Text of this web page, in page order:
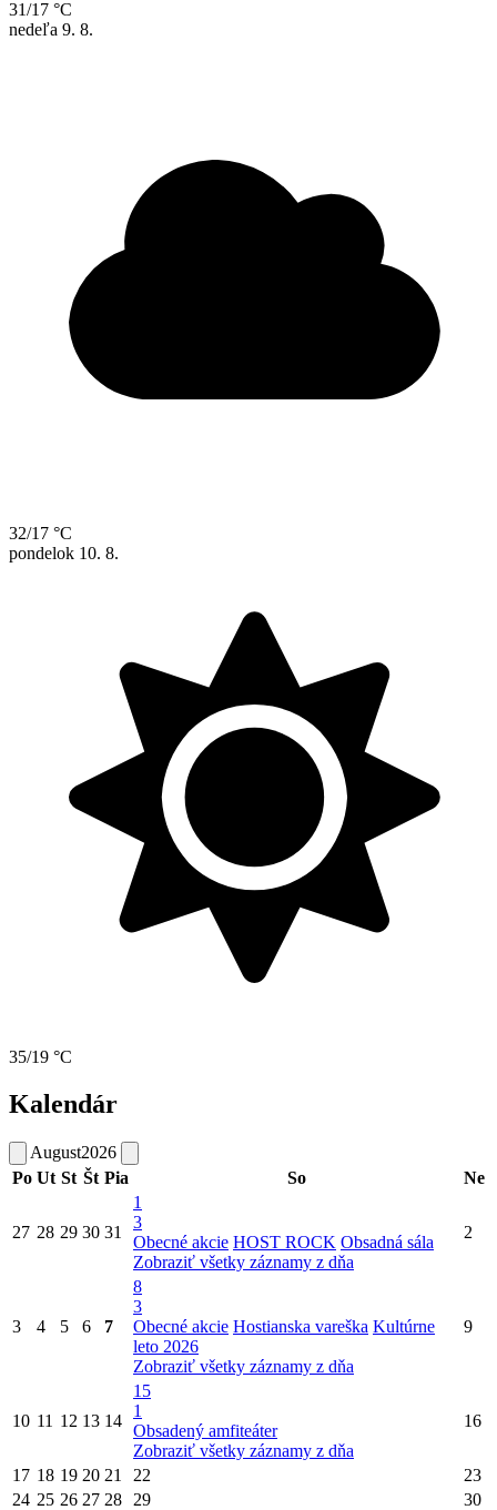
31/17 °C
nedeľa 9. 8.
32/17 °C
pondelok 10. 8.
35/19 °C
Kalendár
August2026
Po Ut St Št Pia So Ne
27 28 29 30 31
1
3
Obecné akcie HOST ROCK Obsadná sála
Zobraziť všetky záznamy z dňa
2
3 4 5 6 7
8
3
Obecné akcie Hostianska vareška Kultúrne
leto 2026
Zobraziť všetky záznamy z dňa
9
10 11 12 13 14
15
1
Obsadený amfiteáter
Zobraziť všetky záznamy z dňa
16
17 18 19 20 21 22
23
24 25 26 27 28 29
30